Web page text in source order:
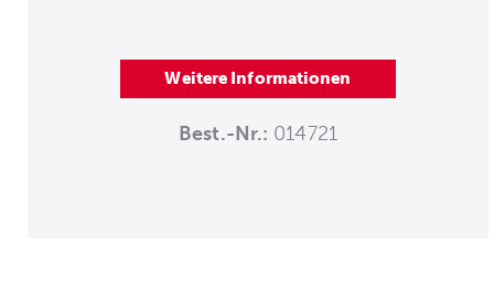
Weitere Informationen
Best.-Nr.: 014721